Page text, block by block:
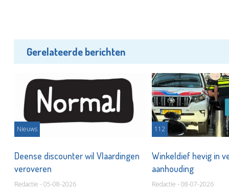
Gerelateerde berichten
Nieuws
Deense discounter wil Vlaardingen
veroveren
Redactie - 05-08-2026
112
Winkeldief hevig in
aanhouding
Redactie - 08-07-2026